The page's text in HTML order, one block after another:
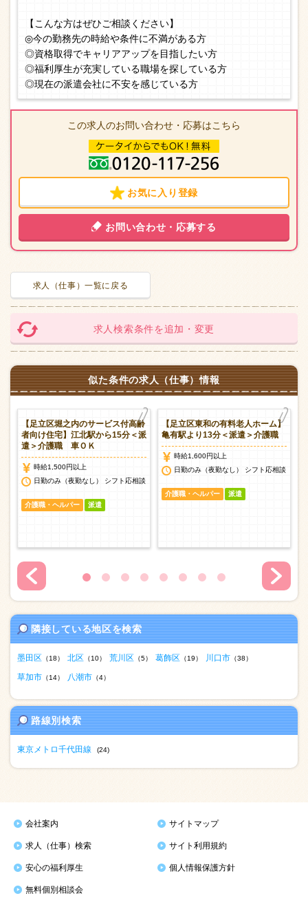
【こんな方はぜひご相談ください】
◎今の勤務先の時給や条件に不満がある方
◎資格取得でキャリアアップを目指したい方
◎福利厚生が充実している職場を探している方
◎現在の派遣会社に不安を感じている方
この求人のお問い合わせ・応募はこちら
お気に入り登録
お問い合わせ・応募する
求人（仕事）一覧に戻る
求人検索条件を追加・変更
似た条件の求人（仕事）情報
【足立区堀之内のサービス付高齢
者向け住宅】江北駅から15分＜派
遣＞介護職 車ＯＫ
時給1,500円以上
日勤のみ（夜勤なし） シフト応相談
介護職・ヘルパー 派遣
【足立区東和の有料老人ホーム】
亀有駅より13分＜派遣＞介護職
時給1,600円以上
日勤のみ（夜勤なし） シフト応相談
介護職・ヘルパー 派遣
隣接している地区を検索
墨田区 （18） 北区 （10） 荒川区 （5） 葛飾区 （19） 川口市 （38）
草加市 （14） 八潮市 （4）
路線別検索
東京メトロ千代田線 (24)
会社案内 サイトマップ
求人（仕事）検索 サイト利用規約
安心の福利厚生 個人情報保護方針
無料個別相談会